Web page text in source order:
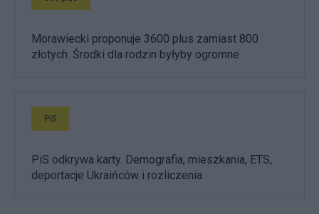
Morawiecki proponuje 3600 plus zamiast 800
złotych. Środki dla rodzin byłyby ogromne
PiS
PiS odkrywa karty. Demografia, mieszkania, ETS,
deportacje Ukraińców i rozliczenia